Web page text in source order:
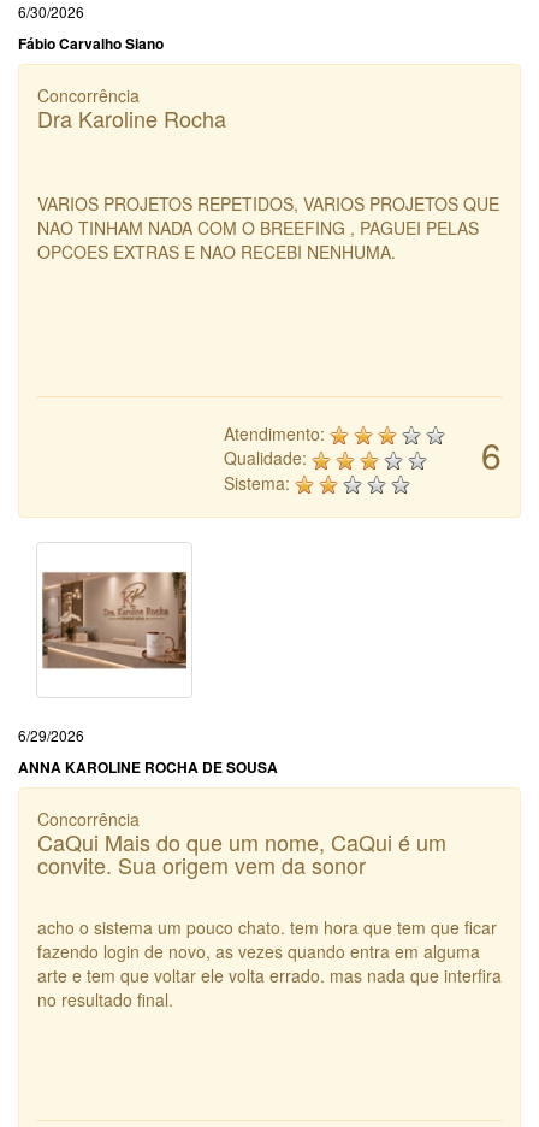
6/30/2026
Fábio Carvalho Siano
Concorrência
Dra Karoline Rocha
VARIOS PROJETOS REPETIDOS, VARIOS PROJETOS QUE
NAO TINHAM NADA COM O BREEFING , PAGUEI PELAS
OPCOES EXTRAS E NAO RECEBI NENHUMA.
6
Atendimento:
Qualidade:
Sistema:
6/29/2026
ANNA KAROLINE ROCHA DE SOUSA
Concorrência
CaQui Mais do que um nome, CaQui é um
convite. Sua origem vem da sonor
acho o sistema um pouco chato. tem hora que tem que ficar
fazendo login de novo, as vezes quando entra em alguma
arte e tem que voltar ele volta errado. mas nada que interfira
no resultado final.